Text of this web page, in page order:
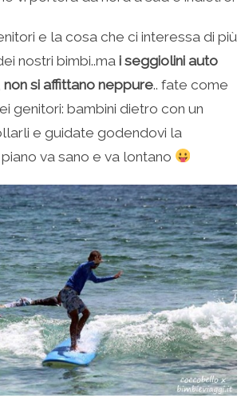
e la cosa che ci interessa di più
nostri bimbi..ma i seggiolini auto
non si affittano neppure.. fate come
genitori: bambini dietro con un
e guidate godendovi la
va sano e va lontano